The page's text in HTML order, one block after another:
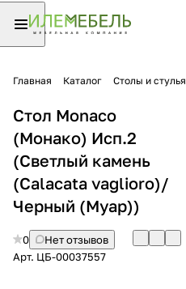
Главная Каталог Столы и стулья
Стол Monaco
(Монако) Исп.2
(Светлый камень
(Calacata vaglioro)/
Черный (Муар))
0
Нет отзывов
Арт. ЦБ-00037557